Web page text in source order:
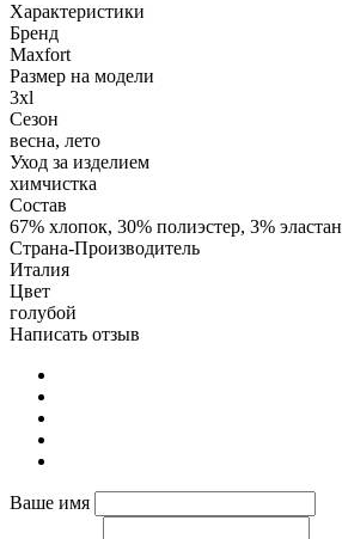
Характеристики
Бренд
Maxfort
Размер на модели
3xl
Сезон
весна, лето
Уход за изделием
химчистка
Состав
67% хлопок, 30% полиэстер, 3% эластан
Страна-Производитель
Италия
Цвет
голубой
Написать отзыв
Ваше имя